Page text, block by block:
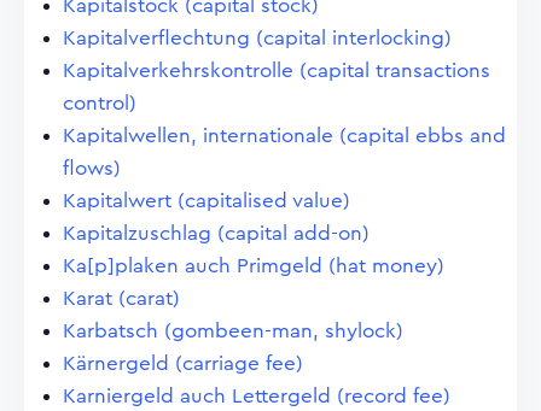
Kapitalstock (capital stock)
Kapitalverflechtung (capital interlocking)
Kapitalverkehrskontrolle (capital transactions
control)
Kapitalwellen, internationale (capital ebbs and
flows)
Kapitalwert (capitalised value)
Kapitalzuschlag (capital add-on)
Ka[p]plaken auch Primgeld (hat money)
Karat (carat)
Karbatsch (gombeen-man, shylock)
Kärnergeld (carriage fee)
Karniergeld auch Lettergeld (record fee)